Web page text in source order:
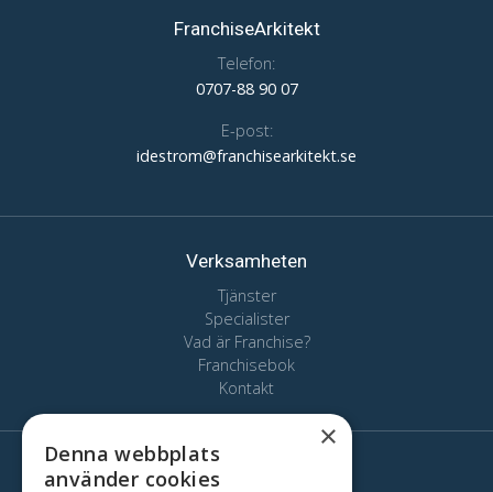
FranchiseArkitekt
Telefon:
0707-88 90 07
E-post:
idestrom@franchisearkitekt.se
Verksamheten
Tjänster
Specialister
Vad är Franchise?
Franchisebok
Kontakt
Här finns vi
×
Denna webbplats
använder cookies